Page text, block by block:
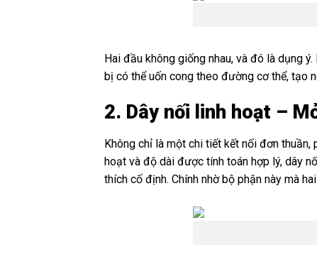
Hai đầu không giống nhau, và đó là dụng
bị có thể uốn cong theo đường cơ thể, tạo
2. Dây nối linh hoạt –
Không chỉ là một chi tiết kết nối đơn
hoạt và độ dài được tính toán hợp lý, dây
thích cố định. Chính nhờ bộ phận này mà